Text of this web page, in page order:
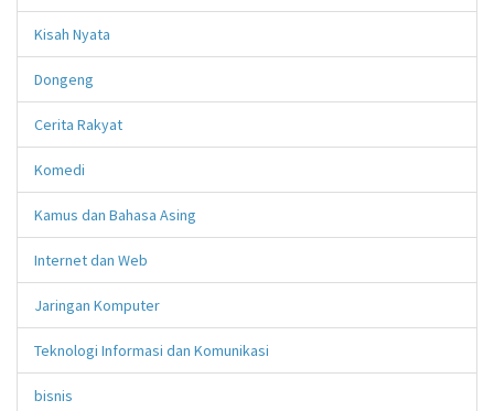
Kisah Nyata
Dongeng
Cerita Rakyat
Komedi
Kamus dan Bahasa Asing
Internet dan Web
Jaringan Komputer
Teknologi Informasi dan Komunikasi
bisnis